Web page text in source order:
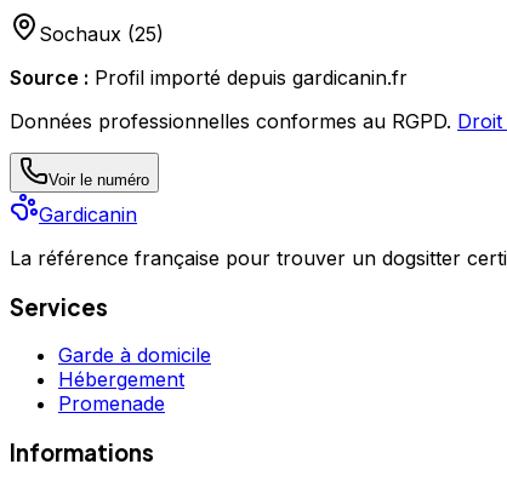
Sochaux (25)
Source : Profil importé depuis gardicanin.fr
Données professionnelles conformes au RGPD.
Voir le numéro
Gardicanin
La référence française pour trouver un dogsitter
Services
Garde à domicile
Hébergement
Promenade
Informations